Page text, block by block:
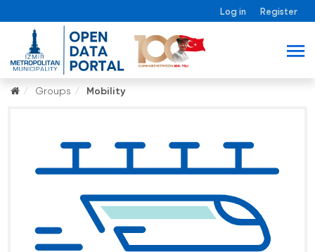
Log in Register
Groups Mobility